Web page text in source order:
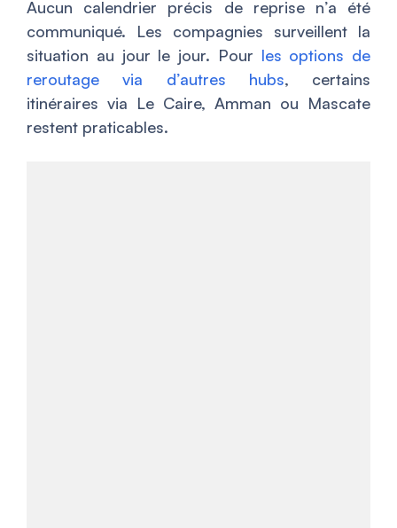
Aucun calendrier précis de reprise n’a été
communiqué. Les compagnies surveillent la
situation au jour le jour. Pour les options de
reroutage via d’autres hubs, certains
itinéraires via Le Caire, Amman ou Mascate
restent praticables.